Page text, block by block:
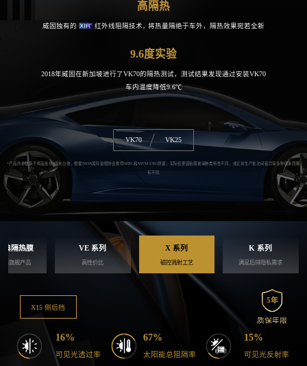
高隔热
威固独有的 红外线阻隔技术 ， 将热量隔绝于车外，隔热效果宛若全新
9.6度实验
2018年威固在新加坡进行了VK70的隔热测试，测试结果发现通过安装VK70
车内温度降低9.6℃
VK70 VK25
*产品的参数基于样品贴在3毫米白玻，根据IWFA国际窗膜协会推荐NFRC和ASTM E903测量；实际结果因贴膜玻璃种类特性不同，或正常生产批次间差异等多种因素
典隔热膜
典旗舰产品
VE 系列
高性价比
X 系列
磁控溅射工艺
K 系列
满足后排隐私需求
X15 侧后挡
5年
质保年限
16%
可见光透过率
67%
太阳能总阻隔率
15%
可见光反射率